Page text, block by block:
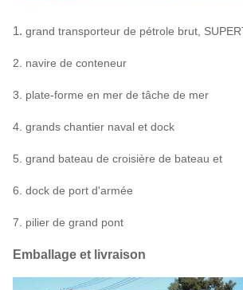
1. grand transporteur de pétrole brut,
2. navire de conteneur
3. plate-forme en mer de tâche de mer
4. grands chantier naval et dock
5. grand bateau de croisière de bateau et
6. dock de port d'armée
7. pilier de grand pont
Emballage et livraison